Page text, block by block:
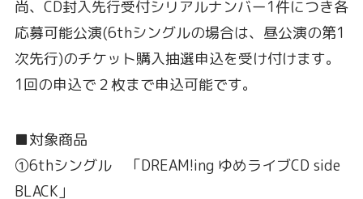
尚、CD封入先行受付シリアルナンバー1件につき各
応募可能公演(6thシングルの場合は、昼公演の第1
次先行)のチケット購入抽選申込を受け付けます。
1回の申込で２枚まで申込可能です。
■対象商品
①6thシングル 「DREAM!ing ゆめライブCD side
BLACK」